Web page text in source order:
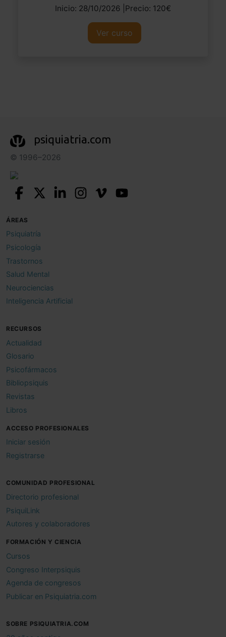
Inicio: 28/10/2026 |Precio: 120€
Ver curso
psiquiatria.com
© 1996–2026
ÁREAS
Psiquiatría
Psicología
Trastornos
Salud Mental
Neurociencias
Inteligencia Artificial
RECURSOS
Actualidad
Glosario
Psicofármacos
Bibliopsiquis
Revistas
Libros
ACCESO PROFESIONALES
Iniciar sesión
Registrarse
COMUNIDAD PROFESIONAL
Directorio profesional
PsiquiLink
Autores y colaboradores
FORMACIÓN Y CIENCIA
Cursos
Congreso Interpsiquis
Agenda de congresos
Publicar en Psiquiatria.com
SOBRE PSIQUIATRIA.COM